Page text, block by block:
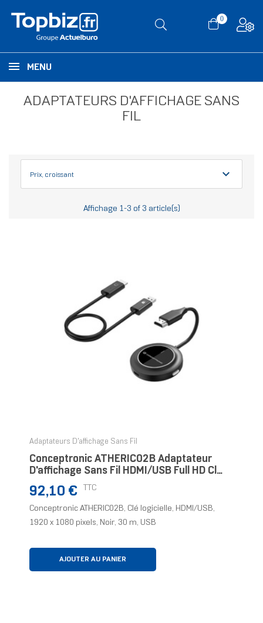
0
MENU
ADAPTATEURS D'AFFICHAGE SANS
FIL
Prix, croissant expand_more
Affichage 1-3 of 3 article(s)
Adaptateurs D'affichage Sans Fil
Conceptronic ATHERIC02B Adaptateur
D'affichage Sans Fil HDMI/USB Full HD Clé
Prix
92,10 € TTC
Conceptronic ATHERIC02B, Clé logicielle, HDMI/USB,
1920 x 1080 pixels, Noir, 30 m, USB
AJOUTER AU PANIER